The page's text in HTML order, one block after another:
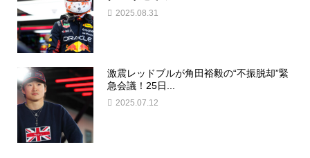
2025.08.31
激震レッドブルが角田裕毅の“不振脱却”緊
急会議！25日...
2025.07.12